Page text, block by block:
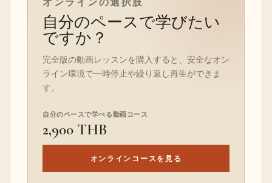
自分のペースで学びたい
ですか？
完全版の動画レッスンを購入すると、安全なオン
ライン環境で一時停止や繰り返し再生ができま
す。
自分のペースで学べる動画コース
2,900 THB
オンラインコースを見る